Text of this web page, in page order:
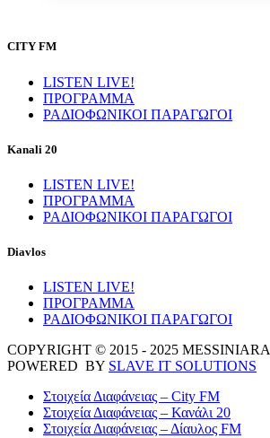
CITY FM
LISTEN LIVE!
ΠΡΟΓΡΑΜΜΑ
ΡΑΔΙΟΦΩΝΙΚΟΙ ΠΑΡΑΓΩΓΟΙ
Kanali 20
LISTEN LIVE!
ΠΡΟΓΡΑΜΜΑ
ΡΑΔΙΟΦΩΝΙΚΟΙ ΠΑΡΑΓΩΓΟΙ
Diavlos
LISTEN LIVE!
ΠΡΟΓΡΑΜΜΑ
ΡΑΔΙΟΦΩΝΙΚΟΙ ΠΑΡΑΓΩΓΟΙ
COPYRIGHT © 2015 - 2025
POWERED BY SLAVE IT SOLUTIONS
Στοιχεία Διαφάνειας – City FM
Στοιχεία Διαφάνειας – Κανάλι 20
Στοιχεία Διαφάνειας – Δίαυλος FM